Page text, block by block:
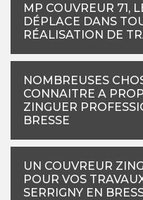
MP COUVREUR 71,
DÉPLACE DANS
RÉALISATION DE
NOMBREUSES
CONNAITRE A
ZINGUER
BRESSE
UN COUVREUR
POUR VOS
SERRIGNY EN